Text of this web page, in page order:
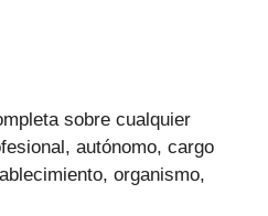
sobre cualquier
autónomo, cargo
organismo,